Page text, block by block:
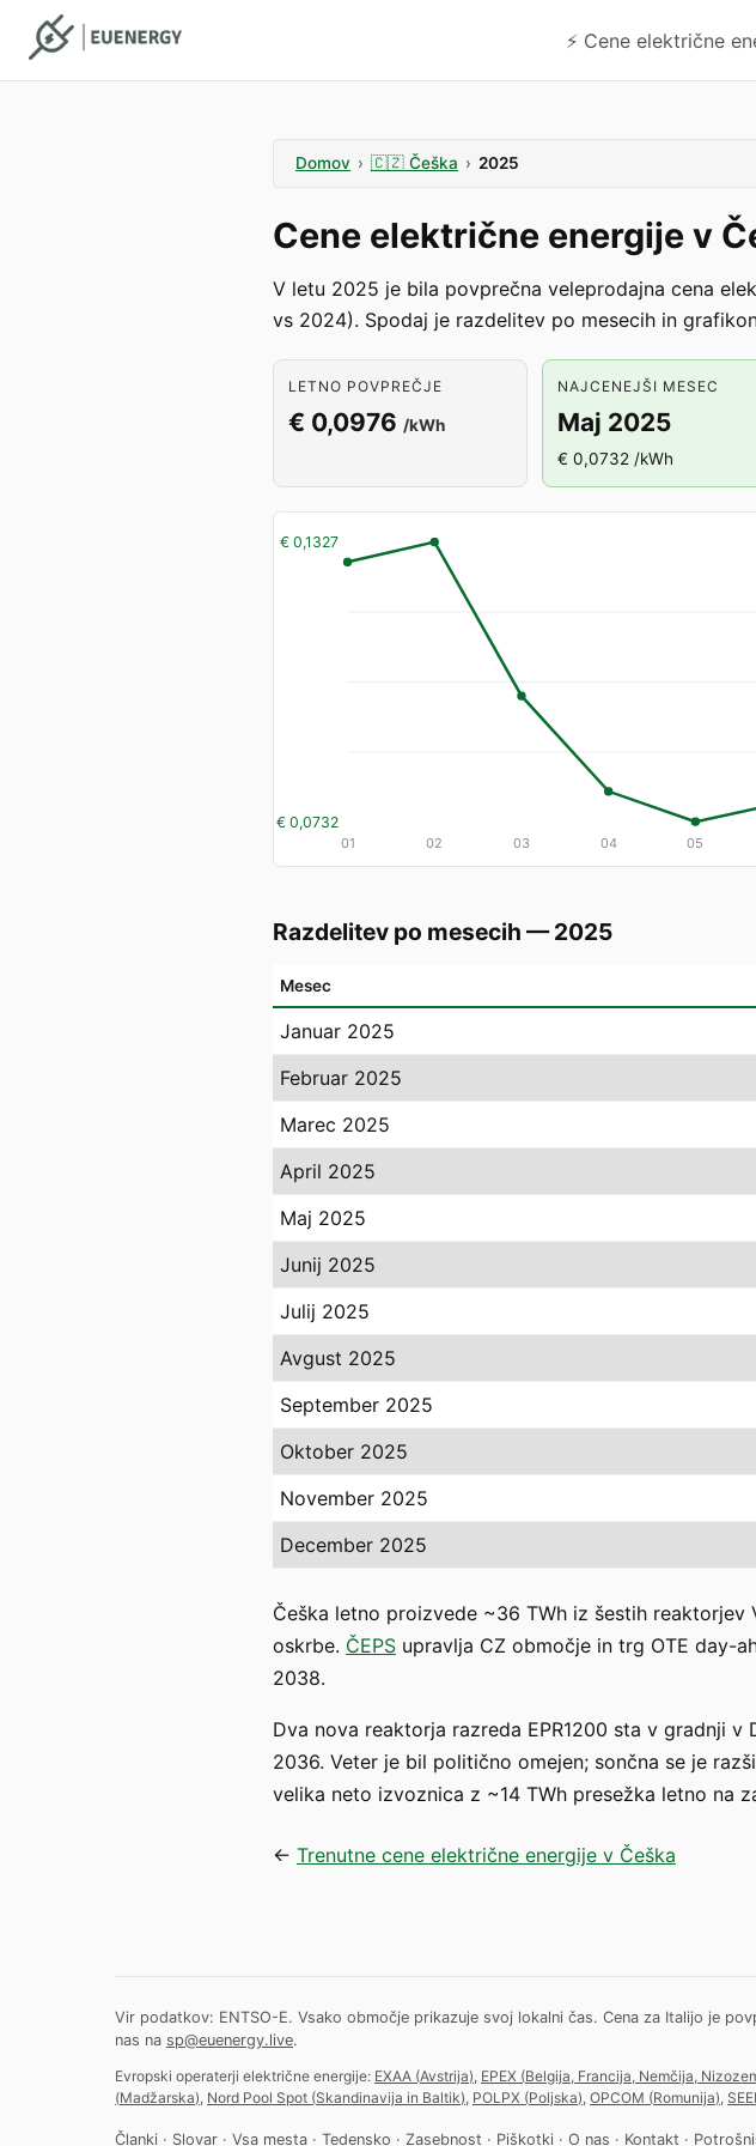
⚡️ Cene električne
Domov › 🇨🇿 Češka › 2025
Cene električne energije v
V letu 2025 je bila povprečna veleprodajna cena
vs 2024). Spodaj je razdelitev po mesecih in
LETNO POVPREČJE
€ 0,0976 /kWh
NAJCENEJŠI MESEC
Maj 2025
€ 0,0732 /kWh
€ 0,1327
€ 0,0732
01 02 03 04 05
Razdelitev po mesecih — 2025
Mesec
Januar 2025
Februar 2025
Marec 2025
April 2025
Maj 2025
Junij 2025
Julij 2025
Avgust 2025
September 2025
Oktober 2025
November 2025
December 2025
Češka letno proizvede ~36 TWh iz šestih
oskrbe. ČEPS upravlja CZ območje in trg OTE day-
2038.
Dva nova reaktorja razreda EPR1200 sta v gradnji
2036. Veter je bil politično omejen; sončna se je
velika neto izvoznica z ~14 TWh presežka letno na
← Trenutne cene električne energije v Češka
Vir podatkov: ENTSO-E. Vsako območje prikazuje svoj lokalni čas. Cena za Italijo je
nas na sp@euenergy.live.
Evropski operaterji električne energije: EXAA (Avstrija), EPEX (Belgija, Francija, Nemčija,
(Madžarska), Nord Pool Spot (Skandinavija in Baltik), POLPX (Poljska), OPCOM (Romunija),
Članki · Slovar · Vsa mesta · Tedensko · Zasebnost · Piškotki · O nas · Kontakt ·